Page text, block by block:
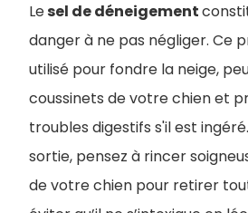
Lesel de déneigement
danger à ne pas négliger. Ce
utilisé pour fondre la neige,
coussinets de votre chien et
troubles digestifs s'il est
sortie, pensez à rincer
de votre chien pour retirer